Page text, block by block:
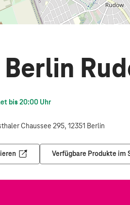
bis 20:00Uhr
Chaussee 295, 12351 Berlin
in einem neuen Tab
Verfügbare Produkte im